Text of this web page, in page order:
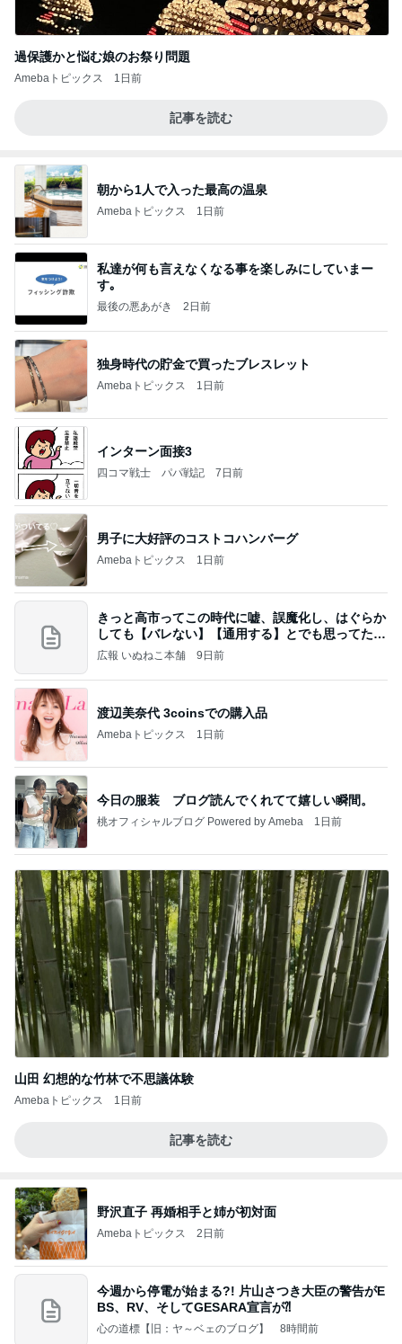
過保護かと悩む娘のお祭り問題
Amebaトピックス 1日前
記事を読む
朝から1人で入った最高の温泉
Amebaトピックス 1日前
私達が何も言えなくなる事を楽しみにしていまー
す｡
最後の悪あがき 2日前
独身時代の貯金で買ったブレスレット
Amebaトピックス 1日前
インターン面接3
四コマ戦士 パパ戦記 7日前
男子に大好評のコストコハンバーグ
Amebaトピックス 1日前
きっと高市ってこの時代に嘘、誤魔化し、はぐらか
しても【バレない】【通用する】とでも思ってたん
だろ
広報 いぬねこ本舗 9日前
渡辺美奈代 3coinsでの購入品
Amebaトピックス 1日前
今日の服装 ブログ読んでくれてて嬉しい瞬間。
桃オフィシャルブログ Powered by Ameba 1日前
山田 幻想的な竹林で不思議体験
Amebaトピックス 1日前
記事を読む
野沢直子 再婚相手と姉が初対面
Amebaトピックス 2日前
今週から停電が始まる?! 片山さつき大臣の警告がE
BS、RV、そしてGESARA宣言が⁈
心の道標【旧：ヤ～ベェのブログ】 8時間前